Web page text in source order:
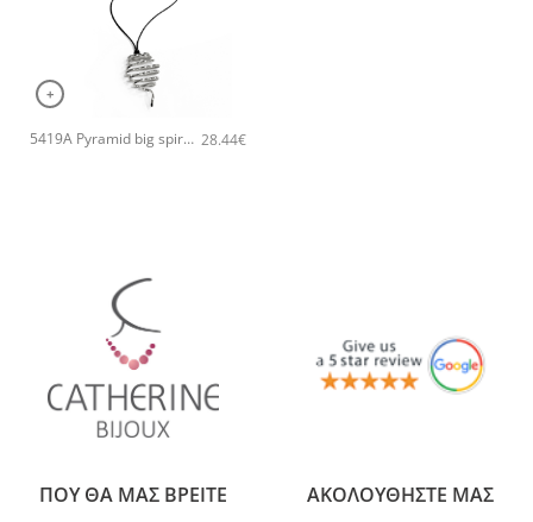
+
5419A Pyramid big spiral pendant χειροποίητο κολιέ Catherine bijoux Ασημί 28.44€
ΠΟΥ ΘΑ ΜΑΣ ΒΡΕΙΤΕ ΑΚΟΛΟΥΘΗΣΤΕ ΜΑΣ